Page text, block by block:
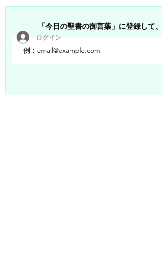
Members
「今日の聖書の御言葉」に登録して
ログイン